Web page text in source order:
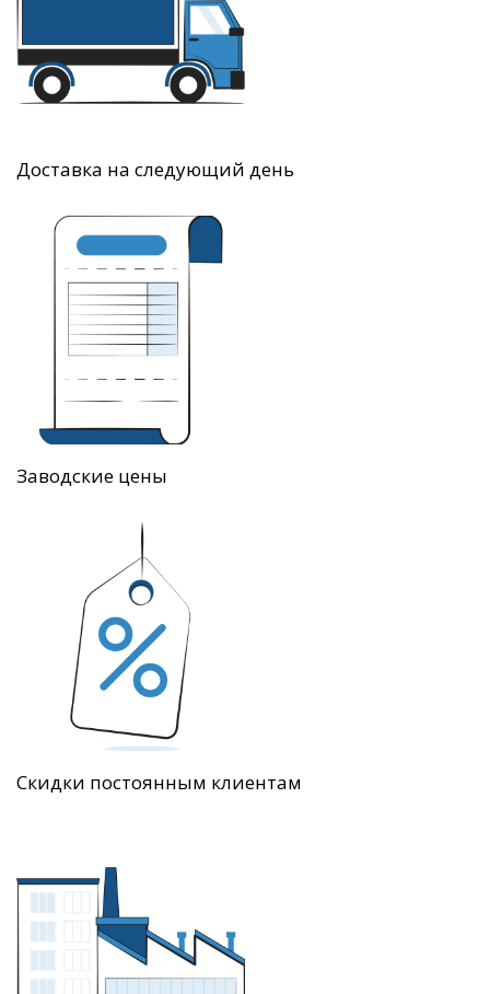
Доставка на следующий день
Заводские цены
Скидки постоянным клиентам